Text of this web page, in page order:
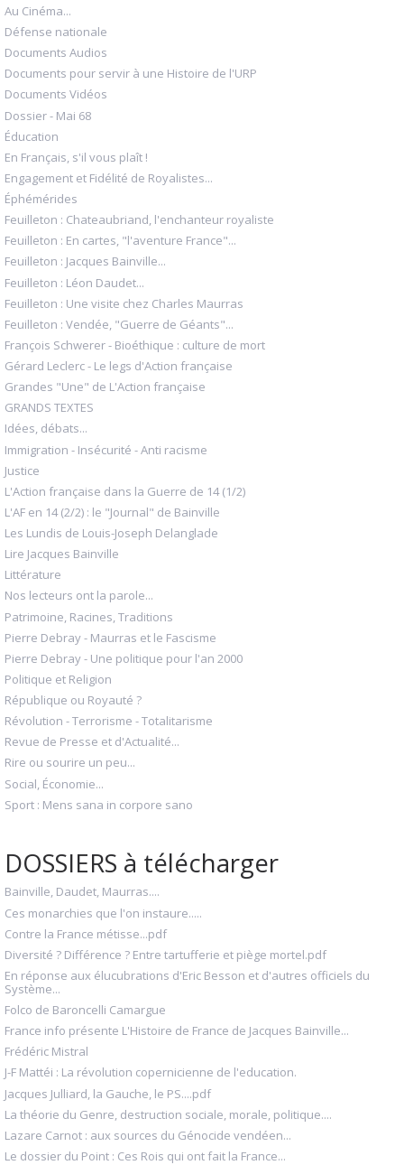
Au Cinéma...
Défense nationale
Documents Audios
Documents pour servir à une Histoire de l'URP
Documents Vidéos
Dossier - Mai 68
Éducation
En Français, s'il vous plaît !
Engagement et Fidélité de Royalistes...
Éphémérides
Feuilleton : Chateaubriand, l'enchanteur royaliste
Feuilleton : En cartes, "l'aventure France"...
Feuilleton : Jacques Bainville...
Feuilleton : Léon Daudet...
Feuilleton : Une visite chez Charles Maurras
Feuilleton : Vendée, "Guerre de Géants"...
François Schwerer - Bioéthique : culture de mort
Gérard Leclerc - Le legs d'Action française
Grandes "Une" de L'Action française
GRANDS TEXTES
Idées, débats...
Immigration - Insécurité - Anti racisme
Justice
L'Action française dans la Guerre de 14 (1/2)
L'AF en 14 (2/2) : le "Journal" de Bainville
Les Lundis de Louis-Joseph Delanglade
Lire Jacques Bainville
Littérature
Nos lecteurs ont la parole...
Patrimoine, Racines, Traditions
Pierre Debray - Maurras et le Fascisme
Pierre Debray - Une politique pour l'an 2000
Politique et Religion
République ou Royauté ?
Révolution - Terrorisme - Totalitarisme
Revue de Presse et d'Actualité...
Rire ou sourire un peu...
Social, Économie...
Sport : Mens sana in corpore sano
DOSSIERS à télécharger
Bainville, Daudet, Maurras....
Ces monarchies que l'on instaure.....
Contre la France métisse...pdf
Diversité ? Différence ? Entre tartufferie et piège mortel.pdf
En réponse aux élucubrations d'Eric Besson et d'autres officiels du
Système...
Folco de Baroncelli Camargue
France info présente L'Histoire de France de Jacques Bainville...
Frédéric Mistral
J-F Mattéi : La révolution copernicienne de l'education.
Jacques Julliard, la Gauche, le PS....pdf
La théorie du Genre, destruction sociale, morale, politique....
Lazare Carnot : aux sources du Génocide vendéen...
Le dossier du Point : Ces Rois qui ont fait la France...